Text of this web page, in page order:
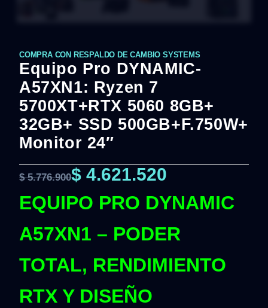
COMPRA CON RESPALDO DE CAMBIO SYSTEMS
Equipo Pro DYNAMIC-
A57XN1: Ryzen 7
5700XT+RTX 5060 8GB+
32GB+ SSD 500GB+F.750W+
Monitor 24″
$5.776.900$ 4.621.520
EQUIPO PRO DYNAMIC
A57XN1 – PODER
TOTAL, RENDIMIENTO
RTX Y DISEÑO